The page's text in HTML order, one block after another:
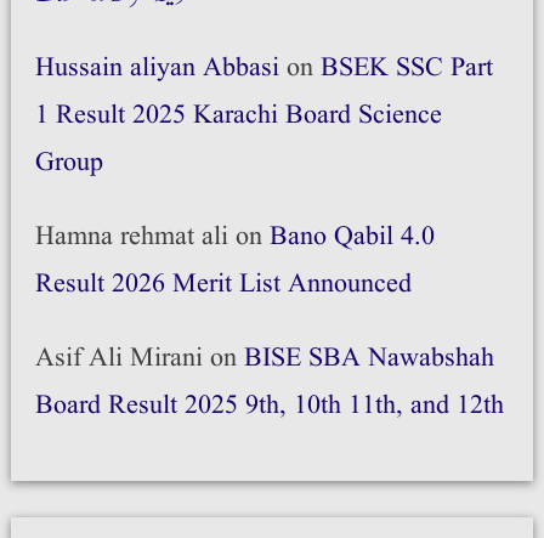
Hussain aliyan AbbasionBSEK SSC Part
1 Result 2025 Karachi Board Science
Group
Hamna rehmat alionBano Qabil 4.0
Result 2026 Merit List Announced
Asif Ali MiranionBISE SBA Nawabshah
Board Result 2025 9th, 10th 11th, and 12th